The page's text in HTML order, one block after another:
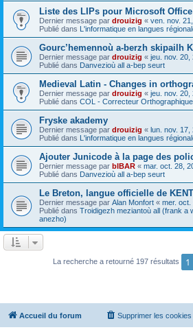
Liste des LIPs pour Microsoft Office
Dernier message par drouizig « ven. nov.
Publié dans L'informatique en langues
Gourc’hemennoù a-berzh skipailh
Dernier message par drouizig « jeu. nov. 20,
Publié dans Danvezioù all a-bep seurt
Medieval Latin - Changes in
Dernier message par drouizig « jeu. nov. 20,
Publié dans COL - Correcteur
Fryske akademy
Dernier message par drouizig « lun. nov. 17,
Publié dans L'informatique en langues
Ajouter Junicode à la page des
Dernier message par bIBAR « mar. oct. 28,
Publié dans Danvezioù all a-bep seurt
Le Breton, langue officielle de
Dernier message par Alan Monfort « mer. oct.
Publié dans Troidigezh meziantoù all (frank a
anezho)
La recherche a retourné 197 résultats 1
Accueil du forum Supprimer les cookies